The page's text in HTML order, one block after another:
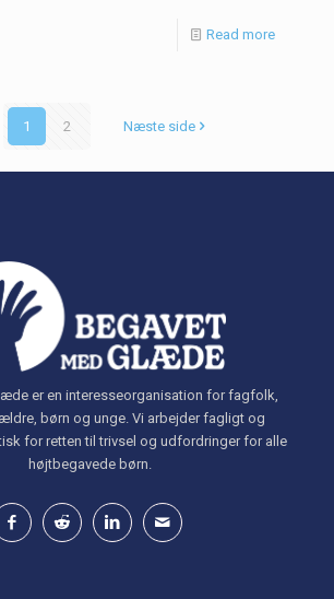
Read more
1 2 Næste side
er en interesseorganisation for fagfolk,
børn og unge. Vi arbejder fagligt og
for retten til trivsel og udfordringer for alle
højtbegavede børn.